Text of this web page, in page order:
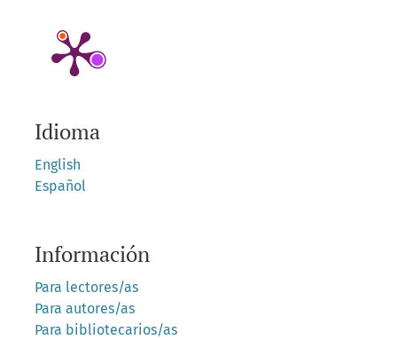
Idioma
English
Español
Información
Para lectores/as
Para autores/as
Para bibliotecarios/as